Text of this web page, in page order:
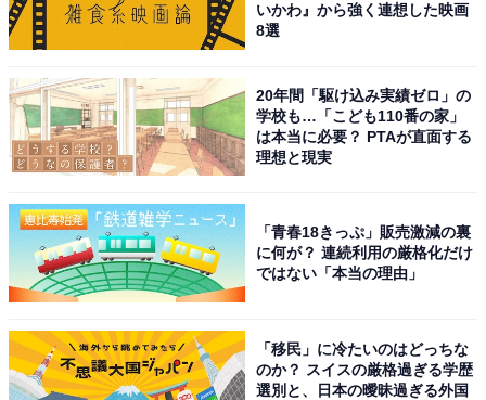
「Kis-My-Ft」で、共に活動していたこともありました。
高校も一緒の同級生で、一緒に過ごす時間も多かったよ
うです。
藤ヶ谷さんは現在、グループ活動のほかに俳優や香水ブ
ランド「Aimetoi（エメトワ）」をプロデュースするなど
多方面で活躍。6月25日には、同ブランドから新フレグ
ランス「11」コレクションが発売されます。
回答コメントでは「藤ヶ谷くんはもっと若手なイメージ
ないので、先輩後輩関係なのかと思っていた」(30代女性
／千葉県)、「番組とかに一緒に出演しているところを見
いかわ』から強く連想した映画
8選
20年間「駆け込み実績ゼロ」の
学校も…「こども110番の家」
は本当に必要？ PTAが直面する
理想と現実
「青春18きっぷ」販売激減の裏
に何が？ 連続利用の厳格化だけ
ではない「本当の理由」
「移民」に冷たいのはどっちな
のか？ スイスの厳格過ぎる学歴
選別と、日本の曖昧過ぎる外国